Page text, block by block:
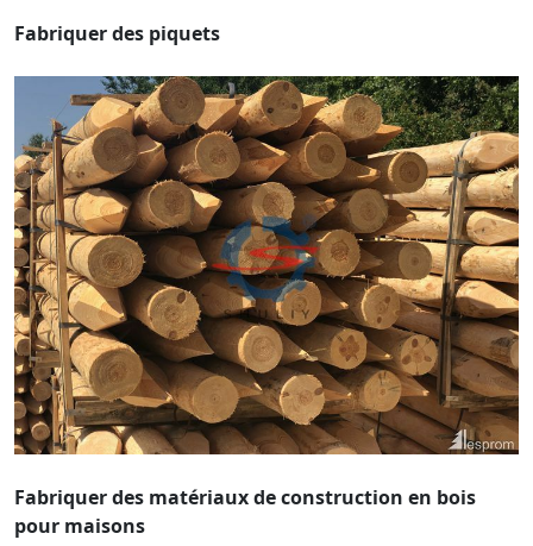
Fabriquer des piquets
Fabriquer des matériaux de construction en bois
pour maisons